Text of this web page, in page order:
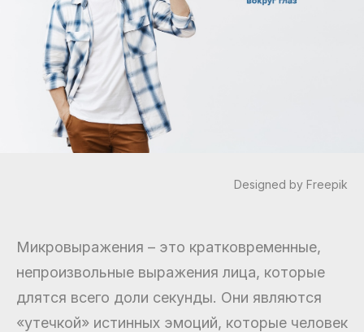
Designed by Freepik
Микровыражения – это кратковременные,
непроизвольные выражения лица, которые
длятся всего доли секунды. Они являются
«утечкой» истинных эмоций, которые человек